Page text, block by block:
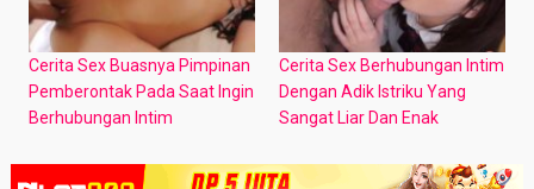
Cerita Sex Buasnya Pimpinan
Pemberontak Pada Saat Ingin
Berhubungan Intim
Cerita Sex Berhubungan Intim
Dengan Adik Istriku Yang
Sangat Liar Dan Enak